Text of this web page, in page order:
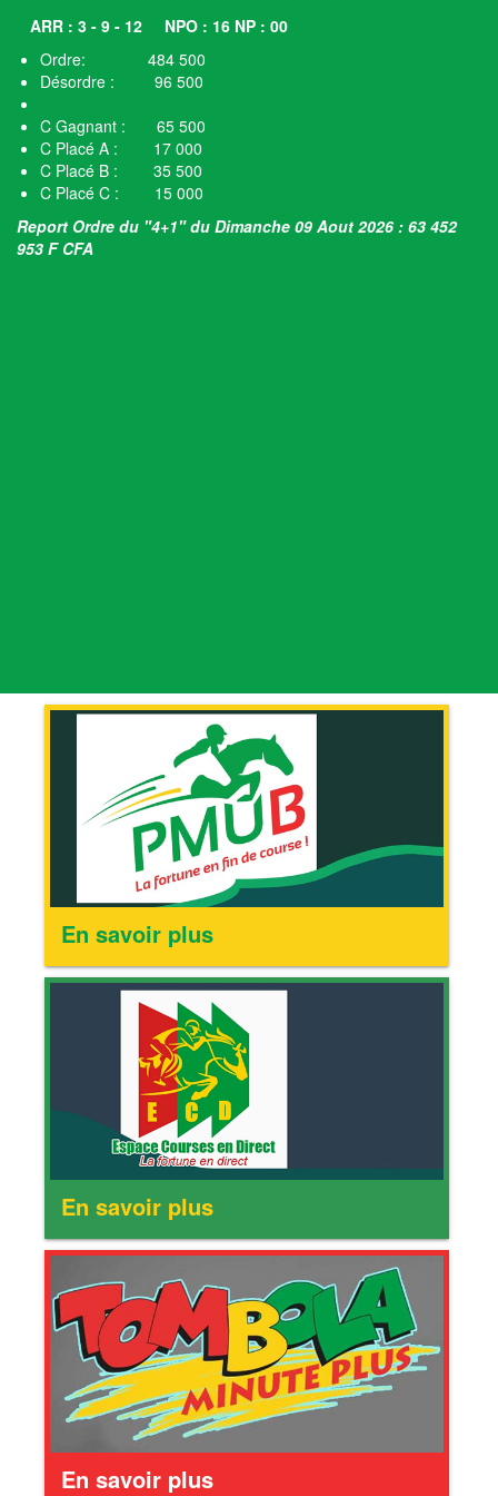
ARR : 3 - 9 - 12 NPO : 16 NP : 00
Ordre: 484 500
Désordre : 96 500
C Gagnant : 65 500
C Placé A : 17 000
C Placé B : 35 500
C Placé C : 15 000
Report Ordre du "4+1" du Dimanche 09 Aout 2026 : 63 452
953 F CFA
En savoir plus
En savoir plus
En savoir plus